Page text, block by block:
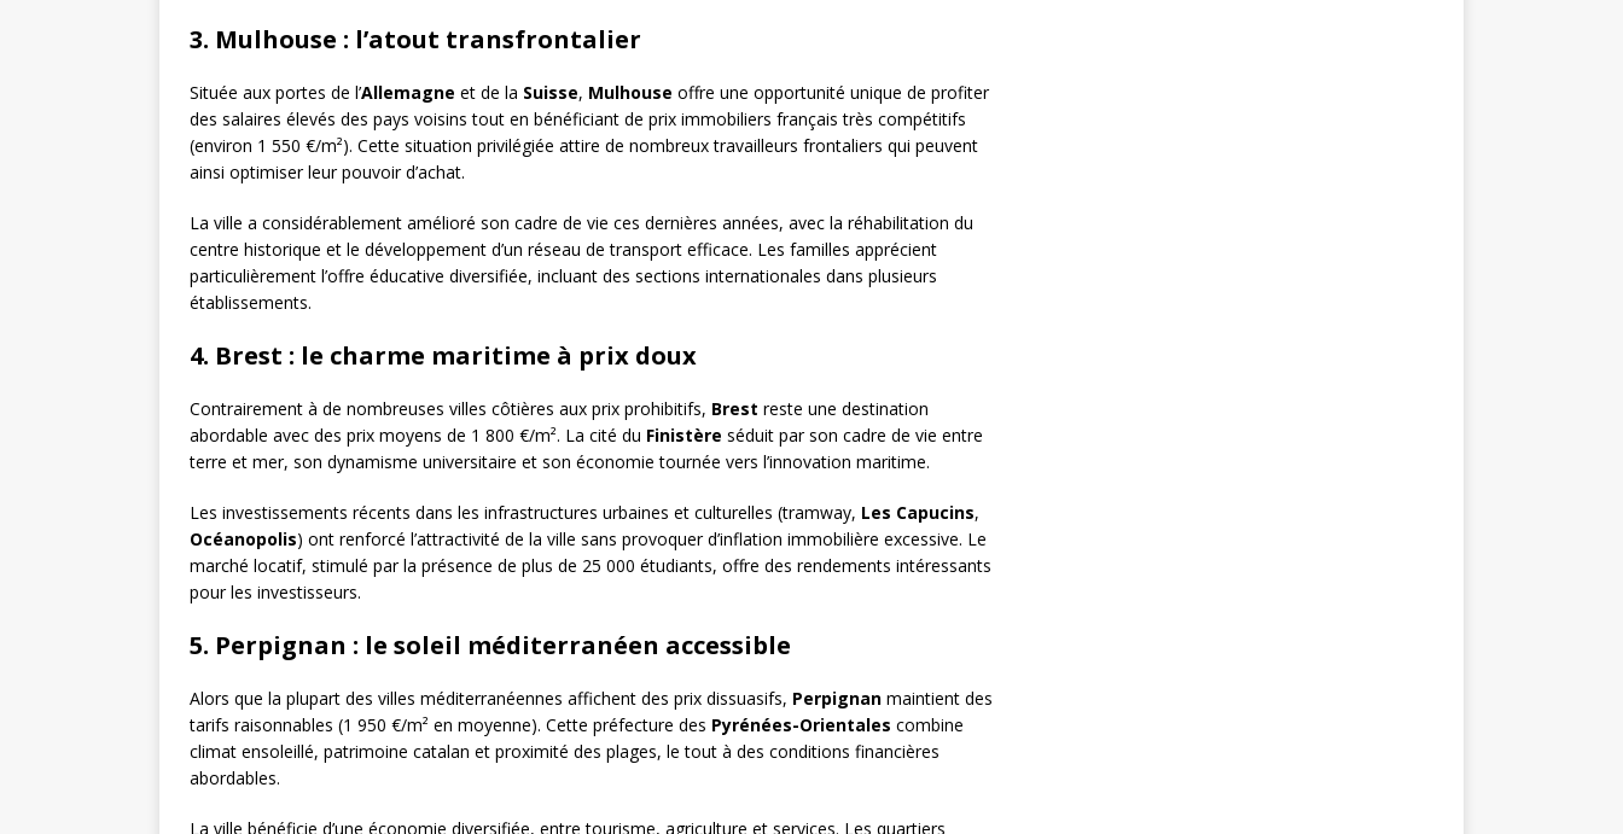
3. Mulhouse : l’atout transfrontalier
Située aux portes de l’Allemagne et de la Suisse, Mulhouse offre une opportunité unique de profiter
des salaires élevés des pays voisins tout en bénéficiant de prix immobiliers français très compétitifs
(environ 1 550 €/m²). Cette situation privilégiée attire de nombreux travailleurs frontaliers qui peuvent
ainsi optimiser leur pouvoir d’achat.
La ville a considérablement amélioré son cadre de vie ces dernières années, avec la réhabilitation du
centre historique et le développement d’un réseau de transport efficace. Les familles apprécient
particulièrement l’offre éducative diversifiée, incluant des sections internationales dans plusieurs
établissements.
4. Brest : le charme maritime à prix doux
Contrairement à de nombreuses villes côtières aux prix prohibitifs, Brest reste une destination
abordable avec des prix moyens de 1 800 €/m². La cité du Finistère séduit par son cadre de vie entre
terre et mer, son dynamisme universitaire et son économie tournée vers l’innovation maritime.
Les investissements récents dans les infrastructures urbaines et culturelles (tramway, Les Capucins,
Océanopolis) ont renforcé l’attractivité de la ville sans provoquer d’inflation immobilière excessive. Le
marché locatif, stimulé par la présence de plus de 25 000 étudiants, offre des rendements intéressants
pour les investisseurs.
5. Perpignan : le soleil méditerranéen accessible
Alors que la plupart des villes méditerranéennes affichent des prix dissuasifs, Perpignan maintient des
tarifs raisonnables (1 950 €/m² en moyenne). Cette préfecture des Pyrénées-Orientales combine
climat ensoleillé, patrimoine catalan et proximité des plages, le tout à des conditions financières
abordables.
La ville bénéficie d’une économie diversifiée, entre tourisme, agriculture et services. Les quartiers